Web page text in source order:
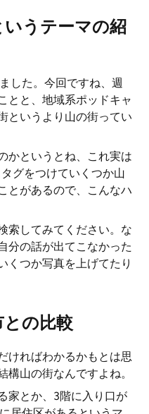
うテーマの紹
した。今回ですね、週
とと、地域系ポッドキャ
というより山の街ってい
かというとね、これ実は
グをつけていくつか山
とがあるので、こんなハ
索してみてください。な
分の話が出てこなかった
くつか写真を上げてたり
の比較
ければわかるかもとは思
構山の街なんですよね。
家とか、3階に入り口が